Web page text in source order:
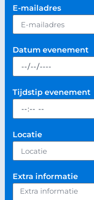
E-mailadres
Datum evenement
Tijdstip evenement
Locatie
Extra informatie